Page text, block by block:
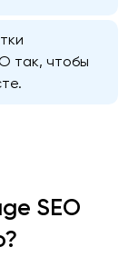
так, чтобы
SEO